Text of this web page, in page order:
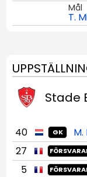
Mål
T.
Stade
40 GK
M.
27
5